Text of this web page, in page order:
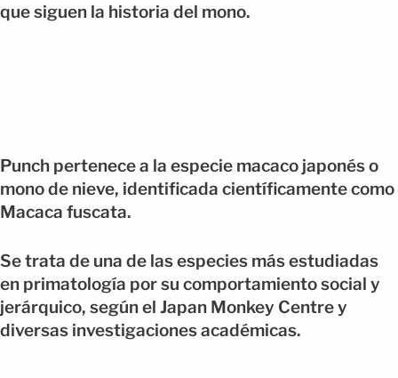
que siguen la historia del mono.
Punch pertenece a la especie macaco japonés o
mono de nieve, identificada científicamente como
Macaca fuscata.
Se trata de una de las especies más estudiadas
en primatología por su comportamiento social y
jerárquico, según el Japan Monkey Centre y
diversas investigaciones académicas.